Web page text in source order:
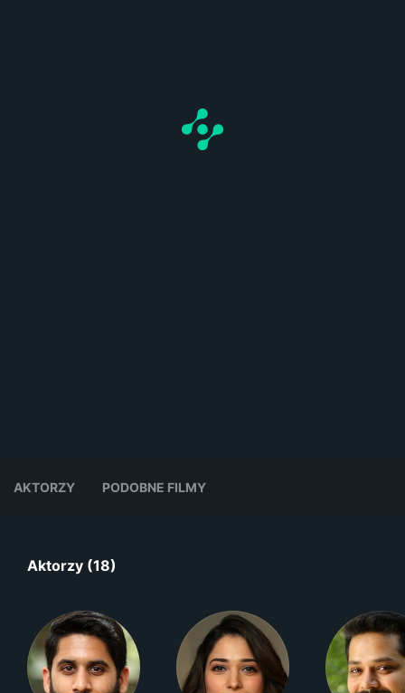
AKTORZY PODOBNE FILMY
Aktorzy (18)